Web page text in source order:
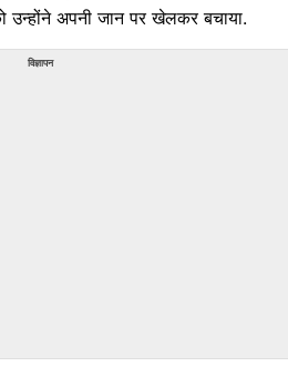
उन्होंने अपनी जान पर खेलकर बचाया.
विज्ञापन